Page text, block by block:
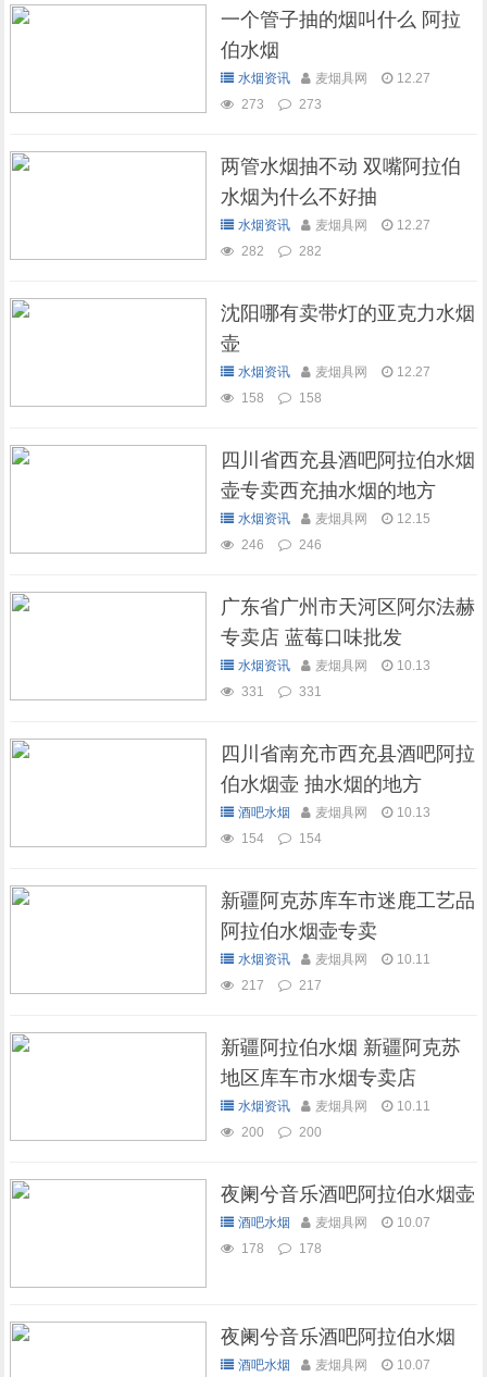
一个管子抽的烟叫什么 阿拉
伯水烟
水烟资讯 麦烟具网
12.27
273
273
两管水烟抽不动 双嘴阿拉伯
水烟为什么不好抽
水烟资讯 麦烟具网
12.27
282
282
沈阳哪有卖带灯的亚克力水烟
壶
水烟资讯 麦烟具网
12.27
158
158
四川省西充县酒吧阿拉伯水烟
壶专卖西充抽水烟的地方
水烟资讯 麦烟具网
12.15
246
246
广东省广州市天河区阿尔法赫
专卖店 蓝莓口味批发
水烟资讯 麦烟具网
10.13
331
331
四川省南充市西充县酒吧阿拉
伯水烟壶 抽水烟的地方
酒吧水烟 麦烟具网
10.13
154
154
新疆阿克苏库车市迷鹿工艺品
阿拉伯水烟壶专卖
水烟资讯 麦烟具网
10.11
217
217
新疆阿拉伯水烟 新疆阿克苏
地区库车市水烟专卖店
水烟资讯 麦烟具网
10.11
200
200
夜阑兮音乐酒吧阿拉伯水烟壶
酒吧水烟 麦烟具网
10.07
178
178
夜阑兮音乐酒吧阿拉伯水烟
酒吧水烟 麦烟具网
10.07